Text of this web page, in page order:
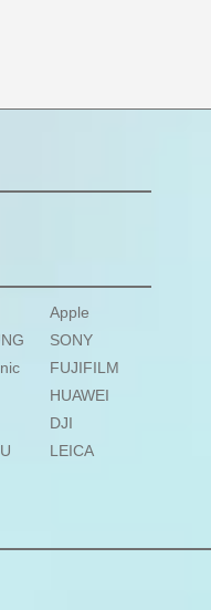
Apple
SONY
FUJIFILM
HUAWEI
DJI
LEICA